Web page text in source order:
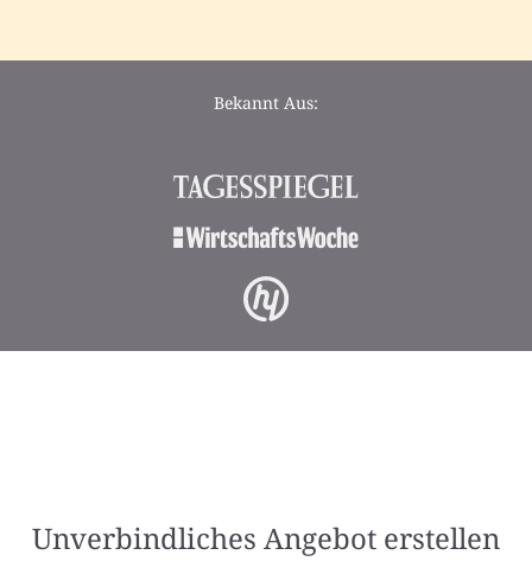
Bekannt Aus:
Unverbindliches Angebot erstellen